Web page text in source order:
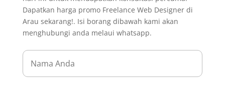
Dapatkan harga promo Freelance Web Designer di
Arau sekarang!. Isi borang dibawah kami akan
menghubungi anda melaui whatsapp.